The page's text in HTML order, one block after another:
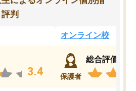
判
3.4
オンライン校
保護者
総合評価